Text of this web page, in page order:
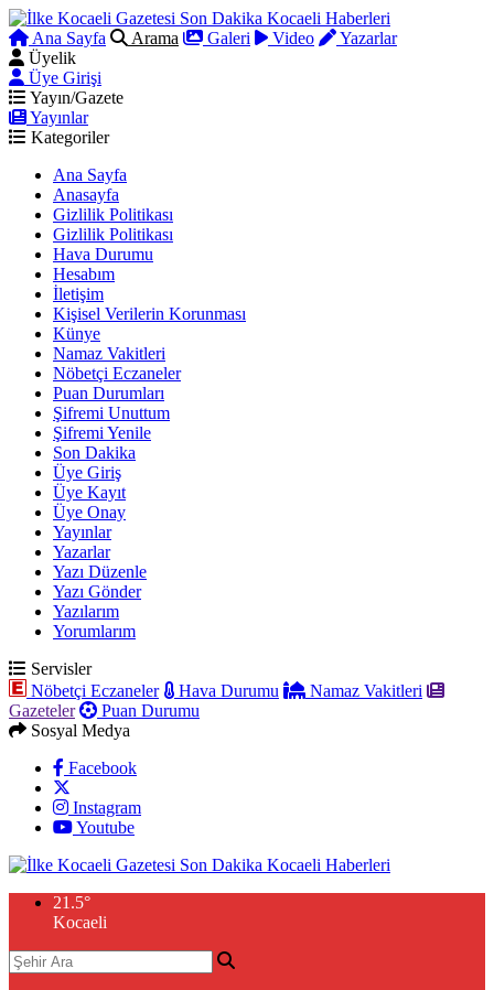
Ana Sayfa Arama Galeri Video
Yazarlar
Üyelik
Üye Girişi
Yayın/Gazete
Yayınlar
Kategoriler
Ana Sayfa
Anasayfa
Gizlilik Politikası
Gizlilik Politikası
Hava Durumu
Hesabım
İletişim
Kişisel Verilerin Korunması
Künye
Namaz Vakitleri
Nöbetçi Eczaneler
Puan Durumları
Şifremi Unuttum
Şifremi Yenile
Son Dakika
Üye Giriş
Üye Kayıt
Üye Onay
Yayınlar
Yazarlar
Yazı Düzenle
Yazı Gönder
Yazılarım
Yorumlarım
Servisler
Nöbetçi Eczaneler
Hava Durumu
Namaz Vakitleri
Gazeteler
Puan Durumu
Sosyal Medya
Facebook
Instagram
Youtube
21.5°
Kocaeli